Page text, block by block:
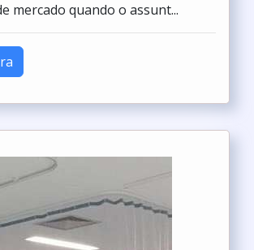
mercado quando o assunt...